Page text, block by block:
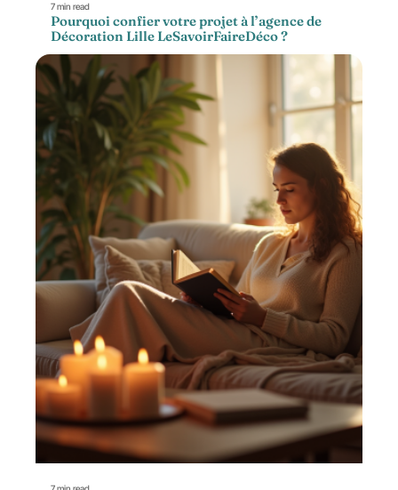
7 min read
Pourquoi confier votre projet à l’agence de
Décoration Lille LeSavoirFaireDéco ?